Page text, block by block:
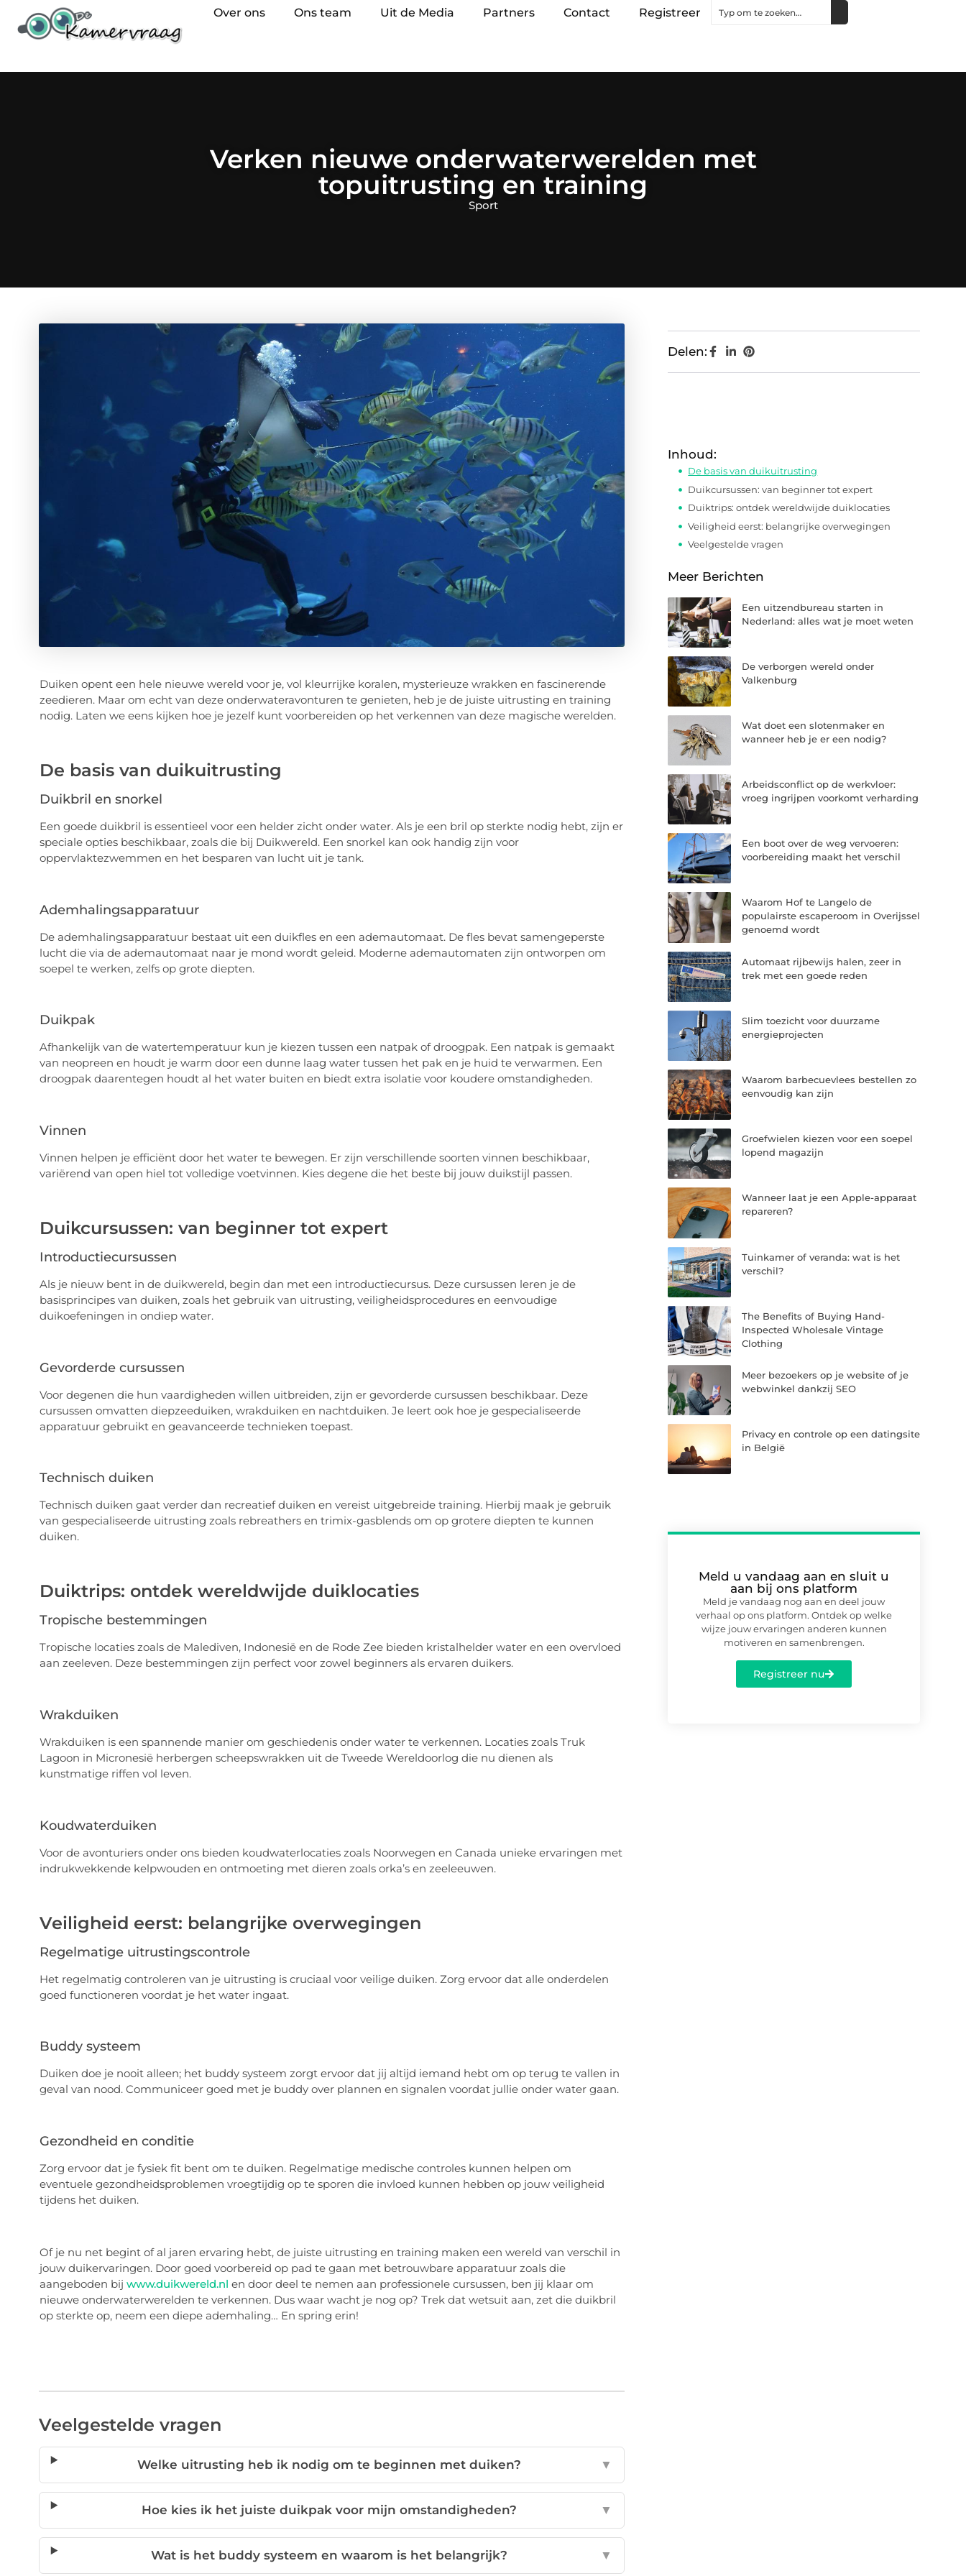
Over ons Ons team Uit de Media Partners Contact Registreer
Verken nieuwe onderwaterwerelden met
topuitrusting en training
Sport
Duiken opent een hele nieuwe wereld voor je, vol kleurrijke koralen, mysterieuze wrakken en fascinerende
zeedieren. Maar om echt van deze onderwateravonturen te genieten, heb je de juiste uitrusting en training
nodig. Laten we eens kijken hoe je jezelf kunt voorbereiden op het verkennen van deze magische werelden.
De basis van duikuitrusting
Duikbril en snorkel
Een goede duikbril is essentieel voor een helder zicht onder water. Als je een bril op sterkte nodig hebt, zijn er
speciale opties beschikbaar, zoals die bij Duikwereld. Een snorkel kan ook handig zijn voor
oppervlaktezwemmen en het besparen van lucht uit je tank.
Ademhalingsapparatuur
De ademhalingsapparatuur bestaat uit een duikfles en een ademautomaat. De fles bevat samengeperste
lucht die via de ademautomaat naar je mond wordt geleid. Moderne ademautomaten zijn ontworpen om
soepel te werken, zelfs op grote diepten.
Duikpak
Afhankelijk van de watertemperatuur kun je kiezen tussen een natpak of droogpak. Een natpak is gemaakt
van neopreen en houdt je warm door een dunne laag water tussen het pak en je huid te verwarmen. Een
droogpak daarentegen houdt al het water buiten en biedt extra isolatie voor koudere omstandigheden.
Vinnen
Vinnen helpen je efficiënt door het water te bewegen. Er zijn verschillende soorten vinnen beschikbaar,
variërend van open hiel tot volledige voetvinnen. Kies degene die het beste bij jouw duikstijl passen.
Duikcursussen: van beginner tot expert
Introductiecursussen
Als je nieuw bent in de duikwereld, begin dan met een introductiecursus. Deze cursussen leren je de
basisprincipes van duiken, zoals het gebruik van uitrusting, veiligheidsprocedures en eenvoudige
duikoefeningen in ondiep water.
Gevorderde cursussen
Voor degenen die hun vaardigheden willen uitbreiden, zijn er gevorderde cursussen beschikbaar. Deze
cursussen omvatten diepzeeduiken, wrakduiken en nachtduiken. Je leert ook hoe je gespecialiseerde
apparatuur gebruikt en geavanceerde technieken toepast.
Technisch duiken
Technisch duiken gaat verder dan recreatief duiken en vereist uitgebreide training. Hierbij maak je gebruik
van gespecialiseerde uitrusting zoals rebreathers en trimix-gasblends om op grotere diepten te kunnen
duiken.
Duiktrips: ontdek wereldwijde duiklocaties
Tropische bestemmingen
Tropische locaties zoals de Malediven, Indonesië en de Rode Zee bieden kristalhelder water en een overvloed
aan zeeleven. Deze bestemmingen zijn perfect voor zowel beginners als ervaren duikers.
Wrakduiken
Wrakduiken is een spannende manier om geschiedenis onder water te verkennen. Locaties zoals Truk
Lagoon in Micronesië herbergen scheepswrakken uit de Tweede Wereldoorlog die nu dienen als
kunstmatige riffen vol leven.
Koudwaterduiken
Voor de avonturiers onder ons bieden koudwaterlocaties zoals Noorwegen en Canada unieke ervaringen met
indrukwekkende kelpwouden en ontmoeting met dieren zoals orka’s en zeeleeuwen.
Veiligheid eerst: belangrijke overwegingen
Regelmatige uitrustingscontrole
Het regelmatig controleren van je uitrusting is cruciaal voor veilige duiken. Zorg ervoor dat alle onderdelen
goed functioneren voordat je het water ingaat.
Buddy systeem
Duiken doe je nooit alleen; het buddy systeem zorgt ervoor dat jij altijd iemand hebt om op terug te vallen in
geval van nood. Communiceer goed met je buddy over plannen en signalen voordat jullie onder water gaan.
Gezondheid en conditie
Zorg ervoor dat je fysiek fit bent om te duiken. Regelmatige medische controles kunnen helpen om
eventuele gezondheidsproblemen vroegtijdig op te sporen die invloed kunnen hebben op jouw veiligheid
tijdens het duiken.
Of je nu net begint of al jaren ervaring hebt, de juiste uitrusting en training maken een wereld van verschil in
jouw duikervaringen. Door goed voorbereid op pad te gaan met betrouwbare apparatuur zoals die
aangeboden bij www.duikwereld.nl en door deel te nemen aan professionele cursussen, ben jij klaar om
nieuwe onderwaterwerelden te verkennen. Dus waar wacht je nog op? Trek dat wetsuit aan, zet die duikbril
op sterkte op, neem een diepe ademhaling… En spring erin!
Veelgestelde vragen
Welke uitrusting heb ik nodig om te beginnen met duiken? ▼
Hoe kies ik het juiste duikpak voor mijn omstandigheden? ▼
Wat is het buddy systeem en waarom is het belangrijk? ▼
Delen:
Inhoud:
De basis van duikuitrusting
Duikcursussen: van beginner tot expert
Duiktrips: ontdek wereldwijde duiklocaties
Veiligheid eerst: belangrijke overwegingen
Veelgestelde vragen
Meer Berichten
Een uitzendbureau starten in
Nederland: alles wat je moet weten
De verborgen wereld onder
Valkenburg
Wat doet een slotenmaker en
wanneer heb je er een nodig?
Arbeidsconflict op de werkvloer:
vroeg ingrijpen voorkomt verharding
Een boot over de weg vervoeren:
voorbereiding maakt het verschil
Waarom Hof te Langelo de
populairste escaperoom in Overijssel
genoemd wordt
Automaat rijbewijs halen, zeer in
trek met een goede reden
Slim toezicht voor duurzame
energieprojecten
Waarom barbecuevlees bestellen zo
eenvoudig kan zijn
Groefwielen kiezen voor een soepel
lopend magazijn
Wanneer laat je een Apple-apparaat
repareren?
Tuinkamer of veranda: wat is het
verschil?
The Benefits of Buying Hand-
Inspected Wholesale Vintage
Clothing
Meer bezoekers op je website of je
webwinkel dankzij SEO
Privacy en controle op een datingsite
in België
Meld u vandaag aan en sluit u
aan bij ons platform
Meld je vandaag nog aan en deel jouw
verhaal op ons platform. Ontdek op welke
wijze jouw ervaringen anderen kunnen
motiveren en samenbrengen.
Registreer nu